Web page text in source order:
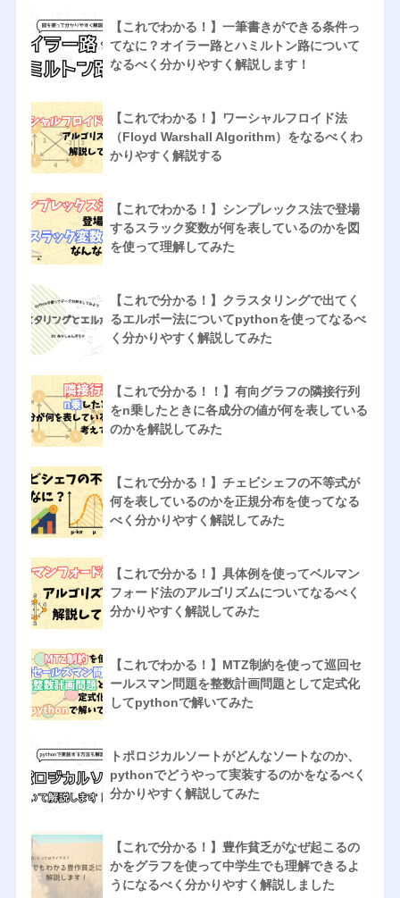
【これでわかる！】一筆書きができる条件っ
てなに？オイラー路とハミルトン路について
なるべく分かりやすく解説します！
【これでわかる！】ワーシャルフロイド法
（Floyd Warshall Algorithm）をなるべくわ
かりやすく解説する
【これでわかる！】シンプレックス法で登場
するスラック変数が何を表しているのかを図
を使って理解してみた
【これで分かる！】クラスタリングで出てく
るエルボー法についてpythonを使ってなるべ
く分かりやすく解説してみた
【これで分かる！！】有向グラフの隣接行列
をn乗したときに各成分の値が何を表している
のかを解説してみた
【これで分かる！】チェビシェフの不等式が
何を表しているのかを正規分布を使ってなる
べく分かりやすく解説してみた
【これで分かる！】具体例を使ってベルマン
フォード法のアルゴリズムについてなるべく
分かりやすく解説してみた
【これでわかる！】MTZ制約を使って巡回セ
ールスマン問題を整数計画問題として定式化
してpythonで解いてみた
トポロジカルソートがどんなソートなのか、
pythonでどうやって実装するのかをなるべく
分かりやすく解説してみた
【これで分かる！】豊作貧乏がなぜ起こるの
かをグラフを使って中学生でも理解できるよ
うになるべく分かりやすく解説しました